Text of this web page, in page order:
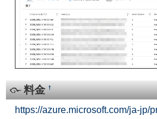
料金†
https://azure.microsoft.com/ja-jp/